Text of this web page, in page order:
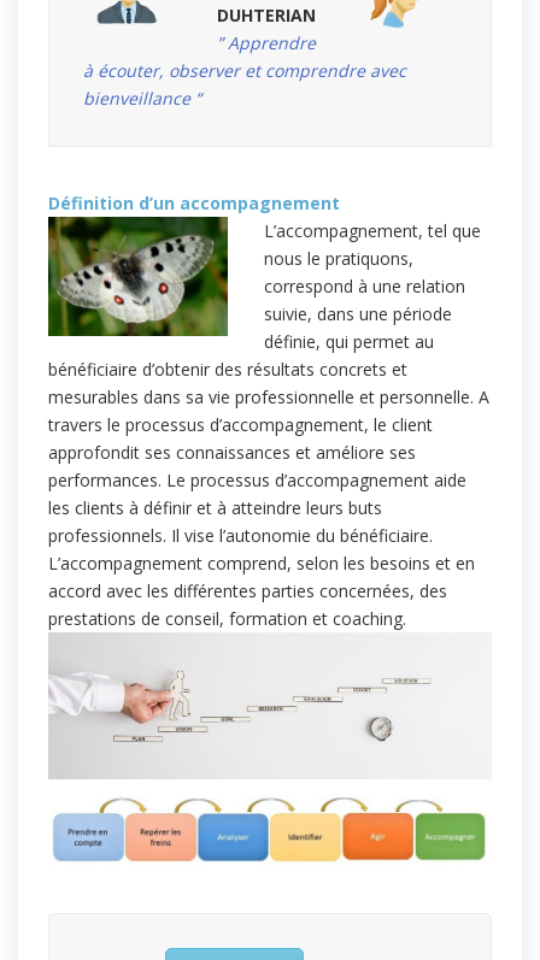
DUHTERIAN
” Apprendre
à écouter, observer et comprendre avec
bienveillance “
Définition d’un accompagnement
L’accompagnement, tel que
nous le pratiquons,
correspond à une relation
suivie, dans une période
définie, qui permet au
bénéficiaire d’obtenir des résultats concrets et
mesurables dans sa vie professionnelle et personnelle. A
travers le processus d’accompagnement, le client
approfondit ses connaissances et améliore ses
performances. Le processus d’accompagnement aide
les clients à définir et à atteindre leurs buts
professionnels. Il vise l’autonomie du bénéficiaire.
L’accompagnement comprend, selon les besoins et en
accord avec les différentes parties concernées, des
prestations de conseil, formation et coaching.